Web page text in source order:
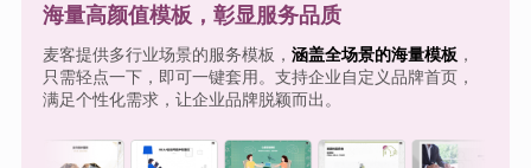
海量高颜值模板，彰显服务品质
麦客提供多行业场景的服务模板， 涵盖全场景的海量模板 ，
只需轻点一下，即可一键套用。支持企业自定义品牌首页，
满足个性化需求，让企业品牌脱颖而出。